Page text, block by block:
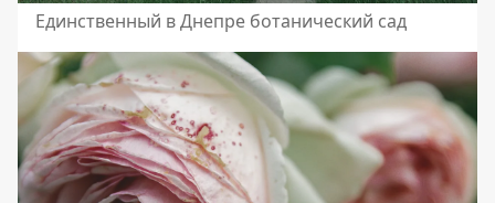
Единственный в Днепре ботанический сад